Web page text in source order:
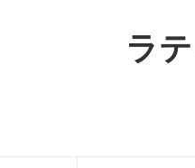
ラ